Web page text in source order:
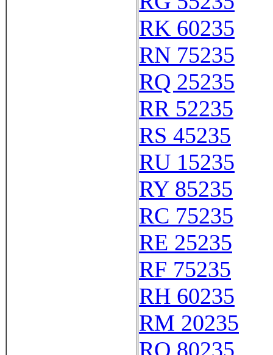
RK 60235
RN 75235
RQ 25235
RR 52235
RS 45235
RU 15235
RY 85235
RC 75235
RE 25235
RF 75235
RH 60235
RM 20235
RO 80235